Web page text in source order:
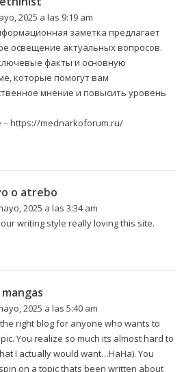
2025 a las 9:19 am
заметка предлагает
освещение актуальных вопросов.
факты и основную
которые помогут вам
мнение и повысить уровень
– https://mednarkoforum.ru/
o atrebo
2025 a las 3:34 am
writing style really loving this site.
2025 a las 5:40 am
right blog for anyone who wants to
You realize so much its almost hard to
I actually would want…HaHa). You
on a topic thats been written about